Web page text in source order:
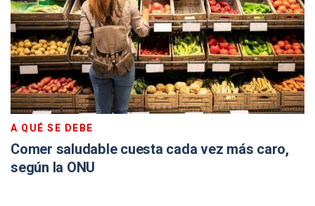
A QUÉ SE DEBE
Comer saludable cuesta cada vez más caro,
según la ONU